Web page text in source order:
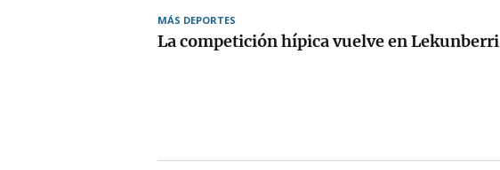
MÁS DEPORTES
La competición hípica vuelve en Lekunberri